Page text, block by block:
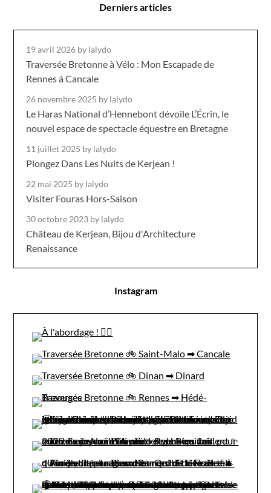
Derniers articles
19 avril 2026 by lalydo
Traversée Bretonne à Vélo : Mon Escapade de
Rennes à Cancale
26 novembre 2025 by lalydo
Le Haras National d’Hennebont dévoile L’Écrin, le
nouvel espace de spectacle équestre en Bretagne
11 juillet 2025 by lalydo
Plongez Dans Les Nuits de Kerjean !
22 mai 2025 by lalydo
Visiter Fouras Hors-Saison
30 octobre 2023 by lalydo
Château de Kerjean, Bijou d'Architecture
Renaissance
Instagram